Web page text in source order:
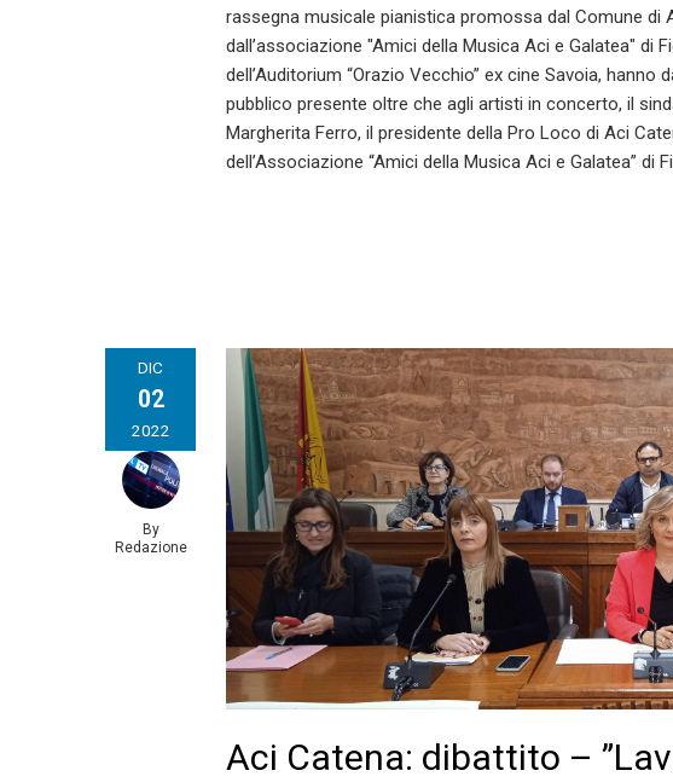
rassegna musicale pianistica promossa dal Comune di
dall’associazione "Amici della Musica Aci e Galatea" di
dell’Auditorium “Orazio Vecchio” ex cine Savoia,
pubblico presente oltre che agli artisti in concerto, il
Margherita Ferro, il presidente della Pro Loco di Aci
dell’Associazione “Amici della Musica Aci e Galatea” di
DIC
02
2022
By
Redazione
Aci Catena: dibattito –